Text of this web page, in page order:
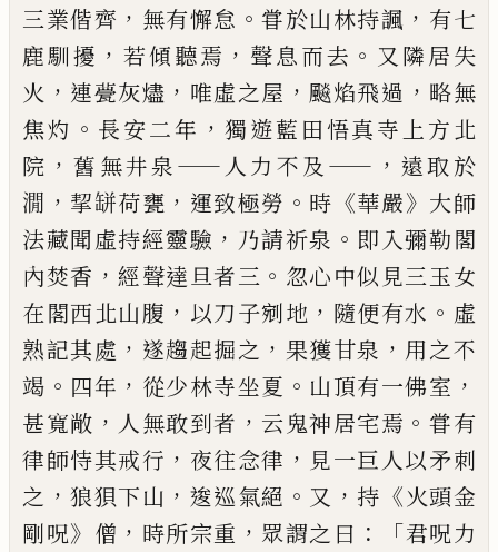
三業偕齊 ， 無有懈怠 。甞於山林持諷 ， 有七
鹿馴擾 ，若傾聽焉 ， 聲息而去 。 又隣居失
火 ， 連甍灰燼 ， 唯虛之屋 ， 飈焰飛過 ， 略無
焦灼 。 長安二年 ，獨遊藍田悟真寺上方北
院 ，舊無井泉—— 人力不及 ——，遠取於
㵎 ， 挈缾荷甕 ， 運致極勞 。 時 《華嚴》 大師
法藏聞虛持經靈驗 ， 乃請祈泉 。 即入彌勒閣
內焚香 ， 經聲達旦者三 。 忽心中似見三玉女
在閣西北山腹 ， 以刀子剜地 ， 隨便有水 。 虛
熟記其處 ， 遂趨起掘之 ， 果獲甘泉 ， 用之不
竭 。 四年 ， 從少林寺坐夏 。 山頂有一佛室 ，
甚寬敞 ， 人無敢到者 ， 云鬼神居宅焉 。 甞有
律師恃其戒行 ， 夜往念律 ， 見一巨人以矛刺
之 ，狼狽下山 ， 逡巡氣絕 。 又 ， 持 《火頭金
剛呪》 僧 ， 時所宗重 ， 眾謂之曰 ：「君呪力